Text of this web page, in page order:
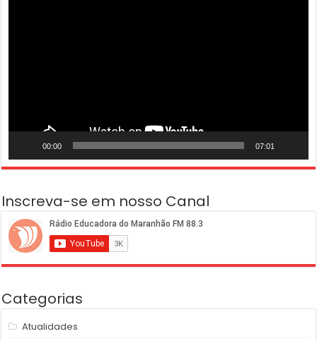
00:00 07:01
Inscreva-se em nosso Canal
Categorias
Atualidades